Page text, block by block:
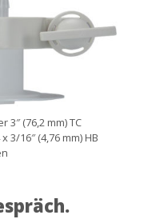
(76,2 mm) TC
3/16″ (4,76 mm) HB